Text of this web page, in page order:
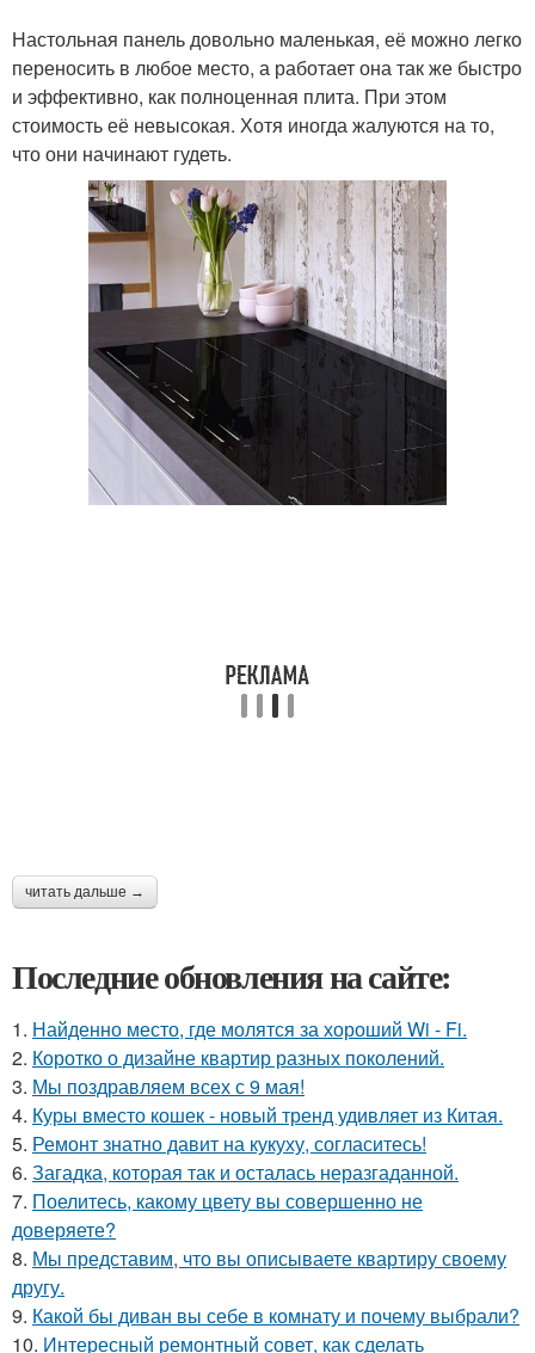
Настольная панель довольно маленькая, её можно легко
переносить в любое место, а работает она так же быстро
и эффективно, как полноценная плита. При этом
стоимость её невысокая. Хотя иногда жалуются на то,
что они начинают гудеть.
читать дальше →
Последние обновления на сайте:
1. Найденно место, где молятся за хороший Wi - Fi.
2. Коротко о дизайне квартир разных поколений.
3. Мы поздравляем всех с 9 мая!
4. Куры вместо кошек - новый тренд удивляет из Китая.
5. Ремонт знатно давит на кукуху, согласитесь!
6. Загадка, которая так и осталась неразгаданной.
7. Поелитесь, какому цвету вы совершенно не
доверяете?
8. Мы представим, что вы описываете квартиру своему
другу.
9. Какой бы диван вы себе в комнату и почему выбрали?
10. Интересный ремонтный совет, как сделать